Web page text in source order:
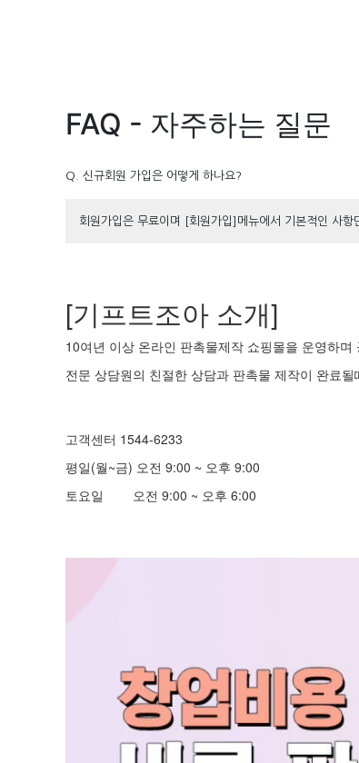
FAQ - 자주하는 질문
Q. 신규회원 가입은 어떻게 하나요?
회원가입은 무료이며 [회원가입]메뉴에서 기본적인 사
[기프트조아 소개]
10여년 이상 온라인 판촉물제작 쇼핑몰을 운영하
전문 상담원의 친절한 상담과 판촉물 제작이 완료
고객센터 1544-6233
평일(월~금) 오전 9:00 ~ 오후 9:00
토요일 오전 9:00 ~ 오후 6:00